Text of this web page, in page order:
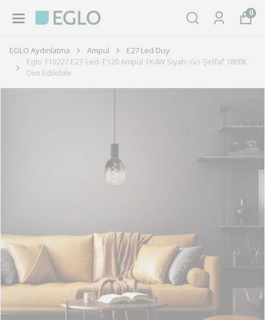
0
EGLO Aydınlatma Ampul
E27 Led Duy
Eglo 110227 E27-Led-T120 Ampul 1X4W Siyah-Gri-Şeffaf 1800K
Dim Edilebilir